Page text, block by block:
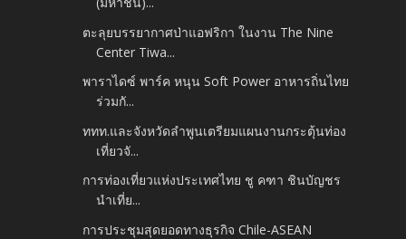
ตะลุยบรรยากาศป่าแอฟริกา ในงาน The Nine
Center Tiwa...
พาราไดซ์ พาร์ค หนุน Soft Power อาหารถิ่นไทย
ร่วมกั...
ททท.และจังหวัดลำพูนเตรียมแผนงานกระตุ้นท่อง
เที่ยวจั...
การท่องเที่ยวแห่งประเทศไทย ชู คฑา ชินบัญชร
นำเที่ย...
การประชุมสุดยอดทางธุรกิจ Chile-ASEAN